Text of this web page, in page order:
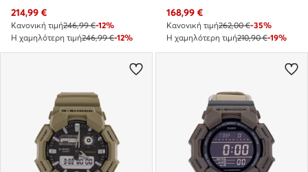
Τρέχουσα τιμή
214,99 €
Κανονική τιμή246,99 €-12%
Η χαμηλότερη τιμή246,99 €-12%
Τρέχουσα τιμή
168,99 €
Κανονική τιμή262,00 €-35%
Η χαμηλότερη τιμή210,90 €-19%